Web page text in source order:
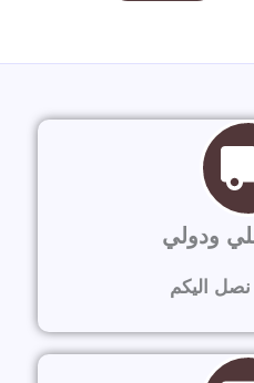
ودولي
نصل اليكم